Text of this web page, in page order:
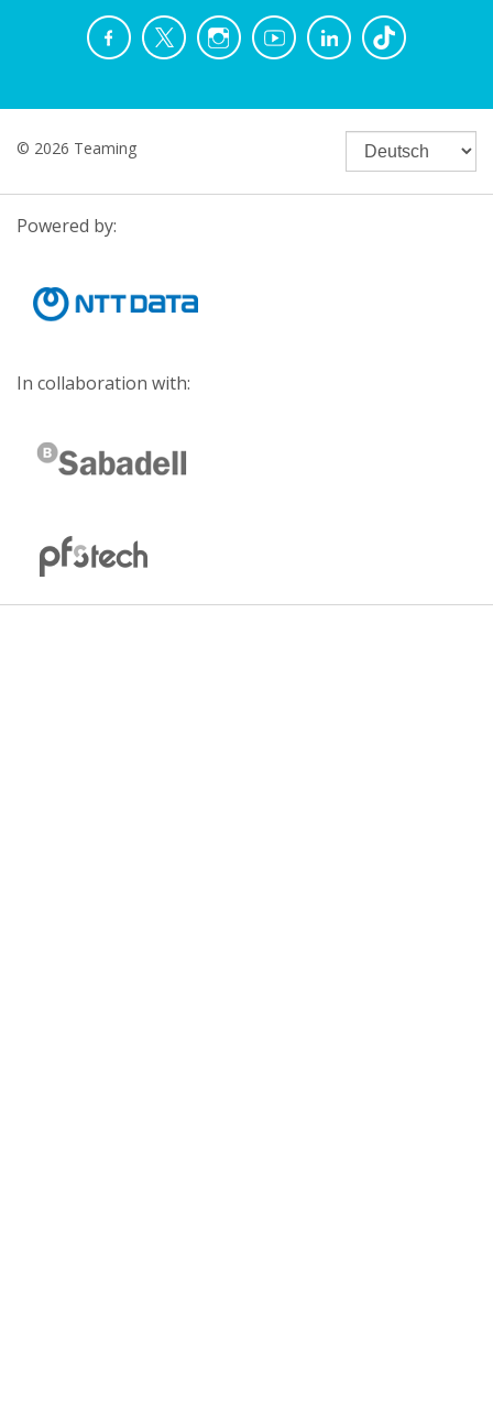
© 2026 Teaming
Powered by:
In collaboration with: